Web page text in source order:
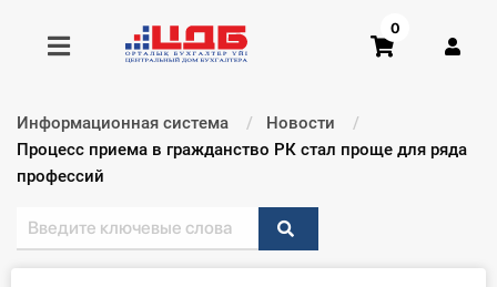
Получить консультацию
Главная ИС
0
Информационная система
Новости
Текущий:
Процесс приема в гражданство РК стал проще для ряда
профессий